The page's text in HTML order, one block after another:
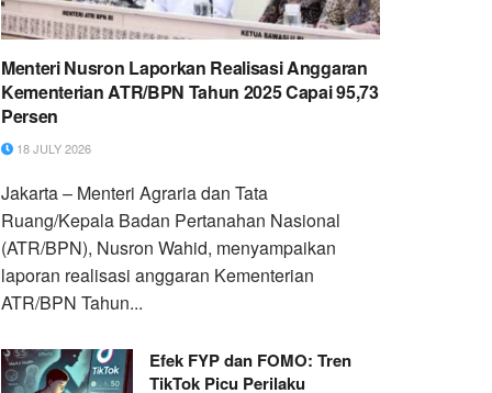
Menteri Nusron Laporkan Realisasi Anggaran
Kementerian ATR/BPN Tahun 2025 Capai 95,73
Persen
18 JULY 2026
Jakarta – Menteri Agraria dan Tata
Ruang/Kepala Badan Pertanahan Nasional
(ATR/BPN), Nusron Wahid, menyampaikan
laporan realisasi anggaran Kementerian
ATR/BPN Tahun...
Efek FYP dan FOMO: Tren
TikTok Picu Perilaku